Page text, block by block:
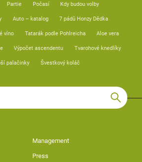
Partie Počasí Kdy budou volby
Auto – katalog 7 pádů Honzy Dědka
víno Tatarák podle Pohlreicha Aloe vera
Výpočet ascendentu Tvarohové knedlíky
palačinky Švestkový koláč
Management
Press